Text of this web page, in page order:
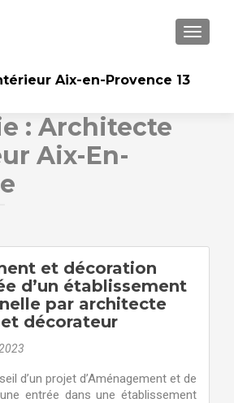
Aix-en-Provence 13
: Architecte
Aix-En-
et décoration
d’un établissement
par architecte
décorateur
d’un projet d’Aménagement et de
entrée dans une établissement